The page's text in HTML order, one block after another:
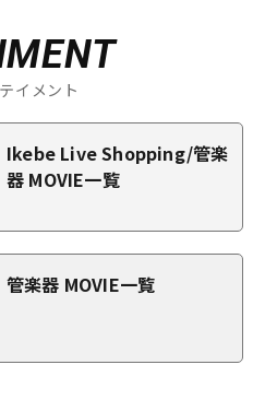
イメント
Ikebe Live Shopping/管楽
器 MOVIE一覧
管楽器 MOVIE一覧